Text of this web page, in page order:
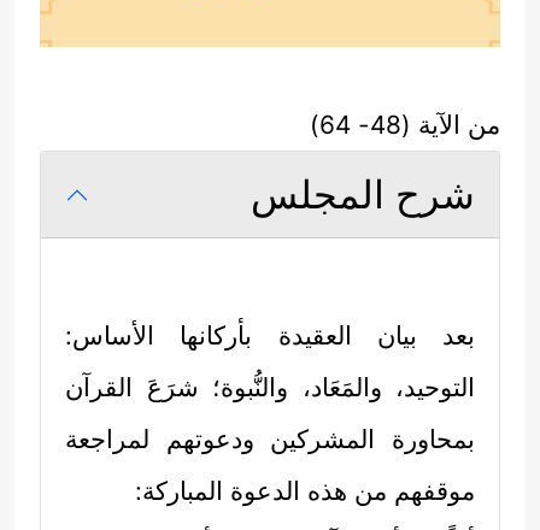
من الآية (48- 64)
شرح المجلس
بعد بيان العقيدة بأركانها الأساس:
التوحيد، والمَعَاد، والنُّبوة؛ شرَعَ القرآن
بمحاورة المشركين ودعوتهم لمراجعة
موقفهم من هذه الدعوة المباركة: